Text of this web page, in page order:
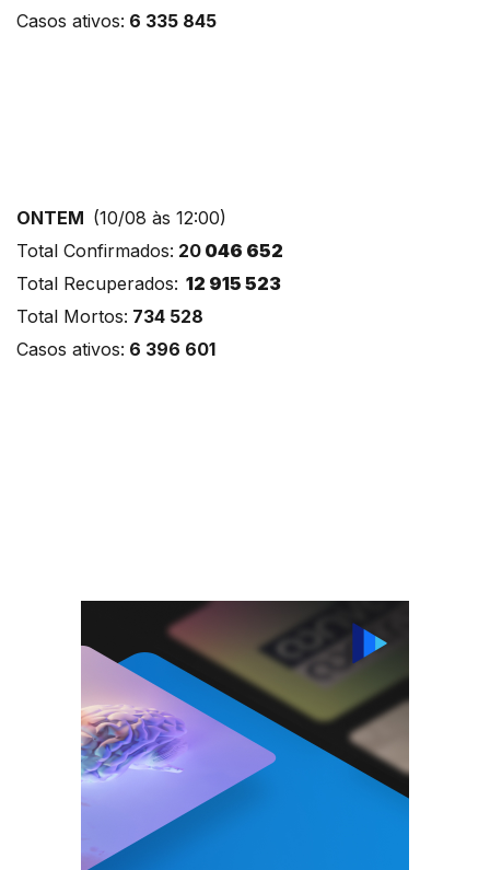
Casos ativos: 6 335 845
ONTEM (10/08 às 12:00)
Total Confirmados: 20 046 652
Total Recuperados: 12 915 523
Total Mortos: 734 528
Casos ativos: 6 396 601